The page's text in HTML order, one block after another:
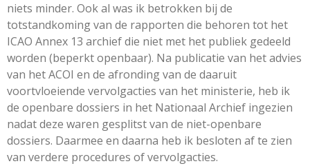
niets minder. Ook al was ik betrokken bij de
totstandkoming van de rapporten die behoren tot het
ICAO Annex 13 archief die niet met het publiek gedeeld
worden (beperkt openbaar). Na publicatie van het advies
van het ACOI en de afronding van de daaruit
voortvloeiende vervolgacties van het ministerie, heb ik
de openbare dossiers in het Nationaal Archief ingezien
nadat deze waren gesplitst van de niet-openbare
dossiers. Daarmee en daarna heb ik besloten af te zien
van verdere procedures of vervolgacties.